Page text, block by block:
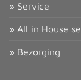
» Service
» All in House
» Bezorging